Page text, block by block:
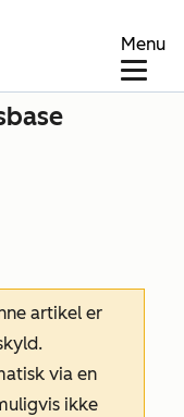
Menu
artikel er
via en
ikke